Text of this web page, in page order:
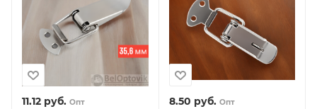
11.12 руб. Опт 8.50 руб. Опт